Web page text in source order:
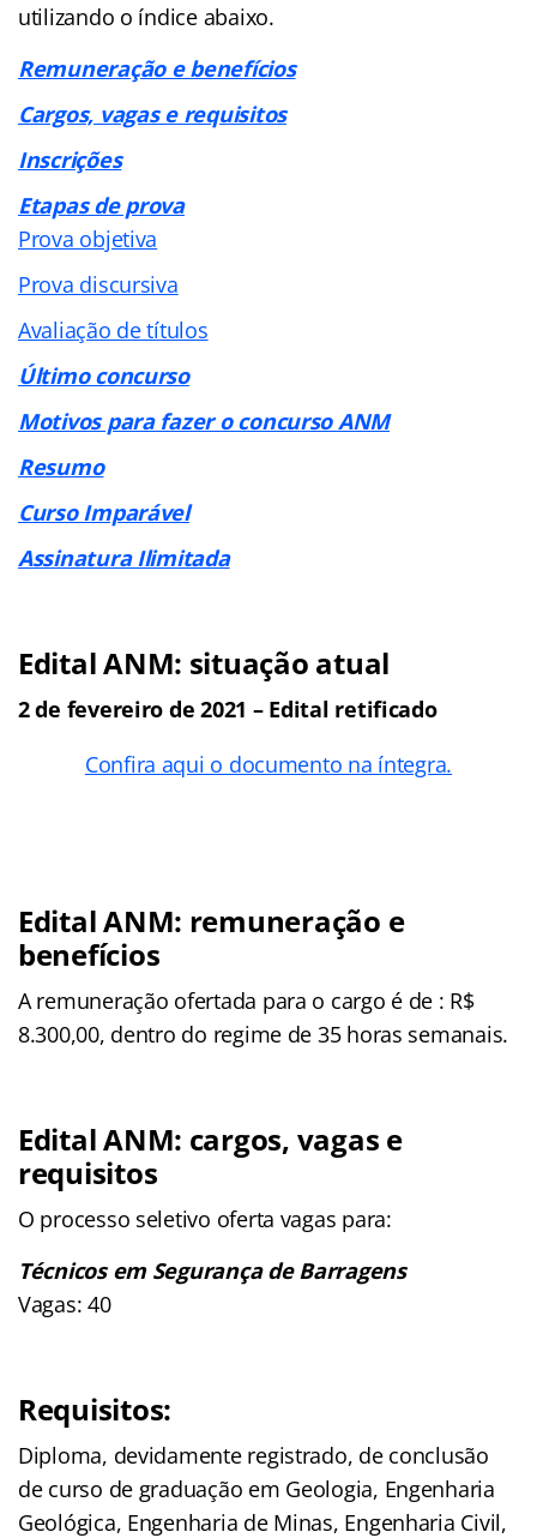
utilizando o índice abaixo.
Remuneração e benefícios
Cargos, vagas e requisitos
Inscrições
Etapas de prova
Prova objetiva
Prova discursiva
Avaliação de títulos
Último concurso
Motivos para fazer o concurso ANM
Resumo
Curso Imparável
Assinatura Ilimitada
Edital ANM: situação atual
2 de fevereiro de 2021 – Edital retificado
Confira aqui o documento na íntegra.
Edital ANM: remuneração e
benefícios
A remuneração ofertada para o cargo é de : R$
8.300,00, dentro do regime de 35 horas semanais.
Edital ANM: cargos, vagas e
requisitos
O processo seletivo oferta vagas para:
Técnicos em Segurança de Barragens
Vagas: 40
Requisitos:
Diploma, devidamente registrado, de conclusão
de curso de graduação em Geologia, Engenharia
Geológica, Engenharia de Minas, Engenharia Civil,